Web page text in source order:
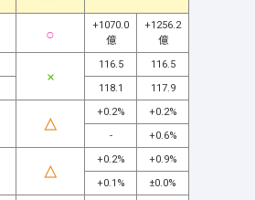
+1070.0
億
+1256.2
億
116.5
116.5
118.1 117.9
+0.2%
+0.2%
-
+0.6%
+0.2%
+0.9%
+0.1%
±0.0%